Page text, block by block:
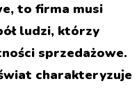
to firma musi
ludzi, którzy
sprzedażowe.
charakteryzuje